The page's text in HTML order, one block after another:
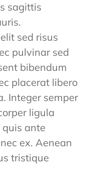
sagittis
sed risus
pulvinar sed
bibendum
placerat libero
Integer semper
ligula
ante
ex. Aenean
tristique